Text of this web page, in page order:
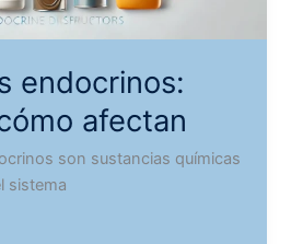
endocrinos:
afectan
son sustancias químicas
sistema